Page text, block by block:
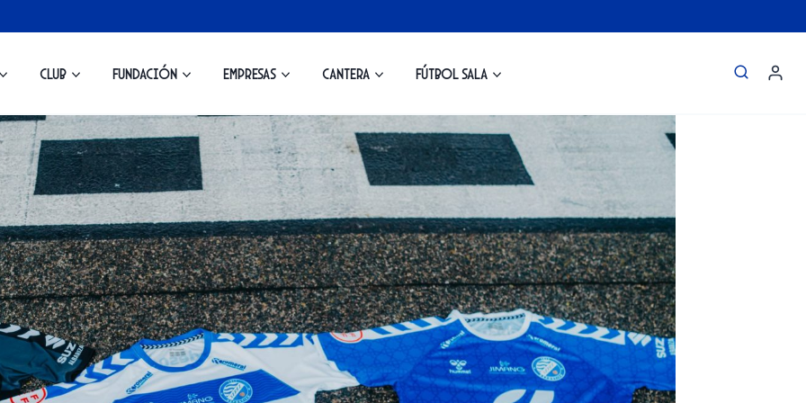
Club Fundación Empresas Cantera Fútbol Sala